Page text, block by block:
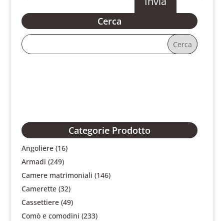
Cerca
Categorie Prodotto
Angoliere (16)
Armadi (249)
Camere matrimoniali (146)
Camerette (32)
Cassettiere (49)
Comò e comodini (233)